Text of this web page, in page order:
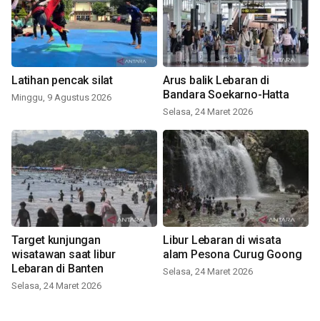
Latihan pencak silat
Minggu, 9 Agustus 2026
Arus balik Lebaran di
Bandara Soekarno-Hatta
Selasa, 24 Maret 2026
Target kunjungan
wisatawan saat libur
Lebaran di Banten
Selasa, 24 Maret 2026
Libur Lebaran di wisata
alam Pesona Curug Goong
Selasa, 24 Maret 2026